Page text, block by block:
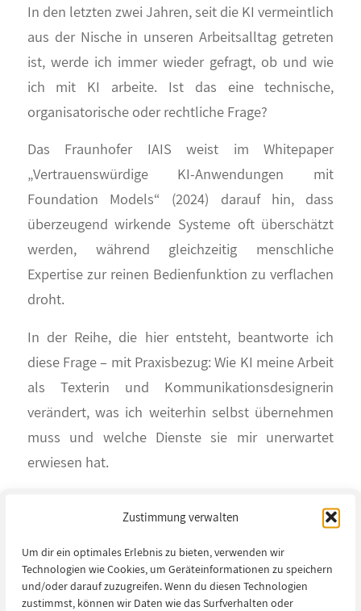
Zustimmung verwalten
Um dir ein optimales Erlebnis zu bieten, verwenden wir
Technologien wie Cookies, um Geräteinformationen zu speichern
und/oder darauf zuzugreifen. Wenn du diesen Technologien
zustimmst, können wir Daten wie das Surfverhalten oder
In den letzten zwei Jahren, seit die KI vermeintlich
aus der Nische in unseren Arbeitsalltag getreten
ist, werde ich immer wieder gefragt, ob und wie
ich mit KI arbeite. Ist das eine technische,
organisatorische oder rechtliche Frage?
Das Fraunhofer IAIS weist im Whitepaper
„Vertrauenswürdige KI-Anwendungen mit
Foundation Models“ (2024) darauf hin, dass
überzeugend wirkende Systeme oft überschätzt
werden, während gleichzeitig menschliche
Expertise zur reinen Bedienfunktion zu verflachen
droht.
In der Reihe, die hier entsteht, beantworte ich
diese Frage – mit Praxisbezug: Wie KI meine Arbeit
als Texterin und Kommunikationsdesignerin
verändert, was ich weiterhin selbst übernehmen
muss und welche Dienste sie mir unerwartet
erwiesen hat.
als Werkzeug – dort, wo sie Texte strukturieren,
Recherche beschleunigen oder Entwürfe
anstoßen kann. Wenn ich sie dazu anleite – ohne
mich tut sie nichts davon. Und den